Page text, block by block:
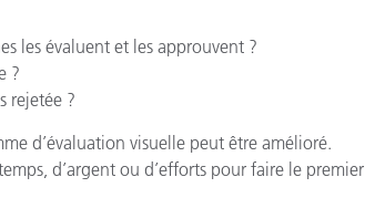
les évaluent et les approuvent ?
?
rejetée ?
d’évaluation visuelle peut être amélioré.
d’argent ou d’efforts pour faire le premier